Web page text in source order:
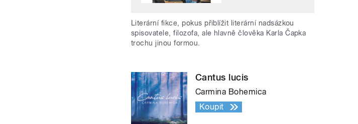
Literární fikce, pokus přiblížit literární nadsázkou
spisovatele, filozofa, ale hlavně člověka Karla Čapka
trochu jinou formou.
Cantus lucis
Carmina Bohemica
Koupit